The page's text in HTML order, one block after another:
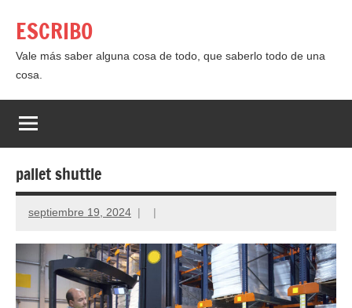
contenido
ESCRIBO
Vale más saber alguna cosa de todo, que saberlo todo de una
cosa.
pallet shuttle
septiembre 19, 2024